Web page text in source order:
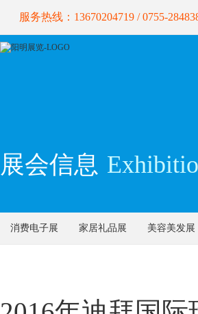
服务热线：13670204719 / 0755-
展会信息
消费电子展 家居礼品展 美容美发展